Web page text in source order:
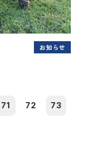
お知らせ
71 72 73